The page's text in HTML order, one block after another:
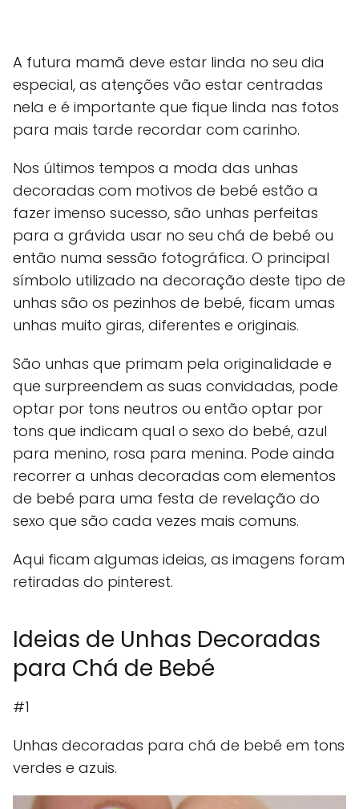
A futura mamã deve estar linda no seu dia
especial, as atenções vão estar centradas
nela e é importante que fique linda nas fotos
para mais tarde recordar com carinho.
Nos últimos tempos a moda das unhas
decoradas com motivos de bebé estão a
fazer imenso sucesso, são unhas perfeitas
para a grávida usar no seu chá de bebé ou
então numa sessão fotográfica. O principal
símbolo utilizado na decoração deste tipo de
unhas são os pezinhos de bebé, ficam umas
unhas muito giras, diferentes e originais.
São unhas que primam pela originalidade e
que surpreendem as suas convidadas, pode
optar por tons neutros ou então optar por
tons que indicam qual o sexo do bebé, azul
para menino, rosa para menina. Pode ainda
recorrer a unhas decoradas com elementos
de bebé para uma festa de revelação do
sexo que são cada vezes mais comuns.
Aqui ficam algumas ideias, as imagens foram
retiradas do pinterest.
Ideias de Unhas Decoradas
para Chá de Bebé
#1
Unhas decoradas para chá de bebé em tons
verdes e azuis.